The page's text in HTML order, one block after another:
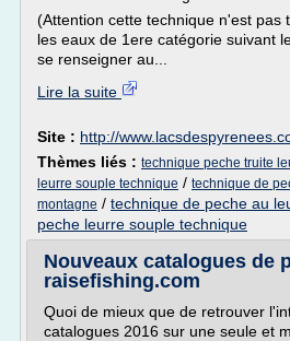
(Attention cette technique n'est pas
les eaux de 1ere catégorie suivant
se renseigner au...
Lire la suite
Site : http://
Thèmes liés : technique peche truite
leurre souple technique / technique de
montagne / technique de peche au
peche leurre souple technique
Nouveaux catalogues de
raisefishing.com
Quoi de mieux que de retrouver
catalogues 2016 sur une seule et